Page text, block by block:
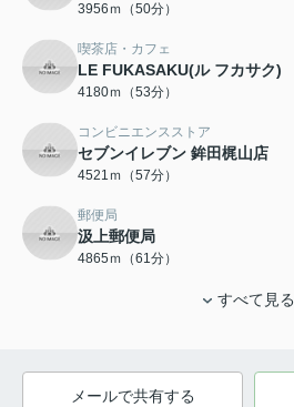
3956ｍ（50分）
喫茶店・カフェ
LE FUKASAKU(ル フカサク)
4180ｍ（53分）
コンビニエンスストア
セブンイレブン 鉾田梶山店
4521ｍ（57分）
郵便局
汲上郵便局
4865ｍ（61分）
すべて見る
メールで共有する